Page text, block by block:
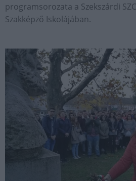
programsorozata a Szekszárdi
Szakképző Iskolájában.